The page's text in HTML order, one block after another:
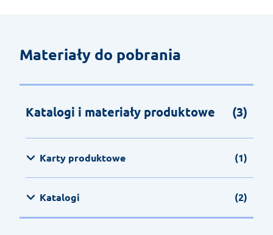
Materiały do pobrania
Katalogi i materiały produktowe (3)
Karty produktowe (1)
Katalogi (2)